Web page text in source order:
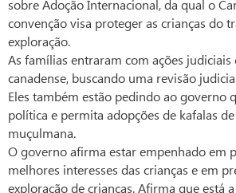
sobre Adoção Internacional, da qual o
convenção visa proteger as crianças do
exploração.
As famílias entraram com ações
canadense, buscando uma revisão
Eles também estão pedindo ao governo
política e permita adopções de kafalas
muçulmana.
O governo afirma estar empenhado em
melhores interesses das crianças e em
exploração de crianças. Afirma que está